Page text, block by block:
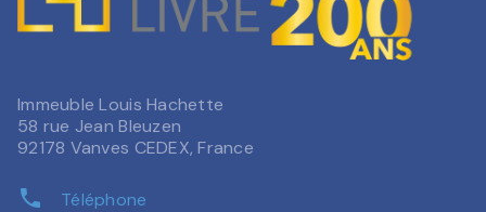
Immeuble Louis Hachette
58 rue Jean Bleuzen
92178 Vanves CEDEX, France
phone Téléphone